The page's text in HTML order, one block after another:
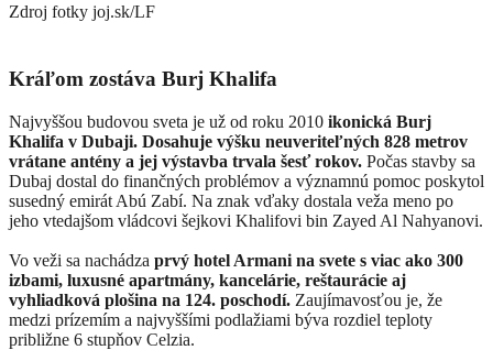
Zdroj fotky joj.sk/LF
Kráľom zostáva Burj Khalifa
Najvyššou budovou sveta je už od roku 2010 ikonická Burj
Khalifa v Dubaji. Dosahuje výšku neuveriteľných 828 metrov
vrátane antény a jej výstavba trvala šesť rokov. Počas stavby sa
Dubaj dostal do finančných problémov a významnú pomoc poskytol
susedný emirát Abú Zabí. Na znak vďaky dostala veža meno po
jeho vtedajšom vládcovi šejkovi Khalifovi bin Zayed Al Nahyanovi.
Vo veži sa nachádza prvý hotel Armani na svete s viac ako 300
izbami, luxusné apartmány, kancelárie, reštaurácie aj
vyhliadková plošina na 124. poschodí. Zaujímavosťou je, že
medzi prízemím a najvyššími podlažiami býva rozdiel teploty
približne 6 stupňov Celzia.